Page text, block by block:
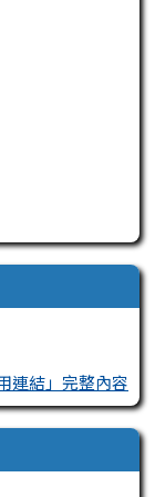
連結」完整內容